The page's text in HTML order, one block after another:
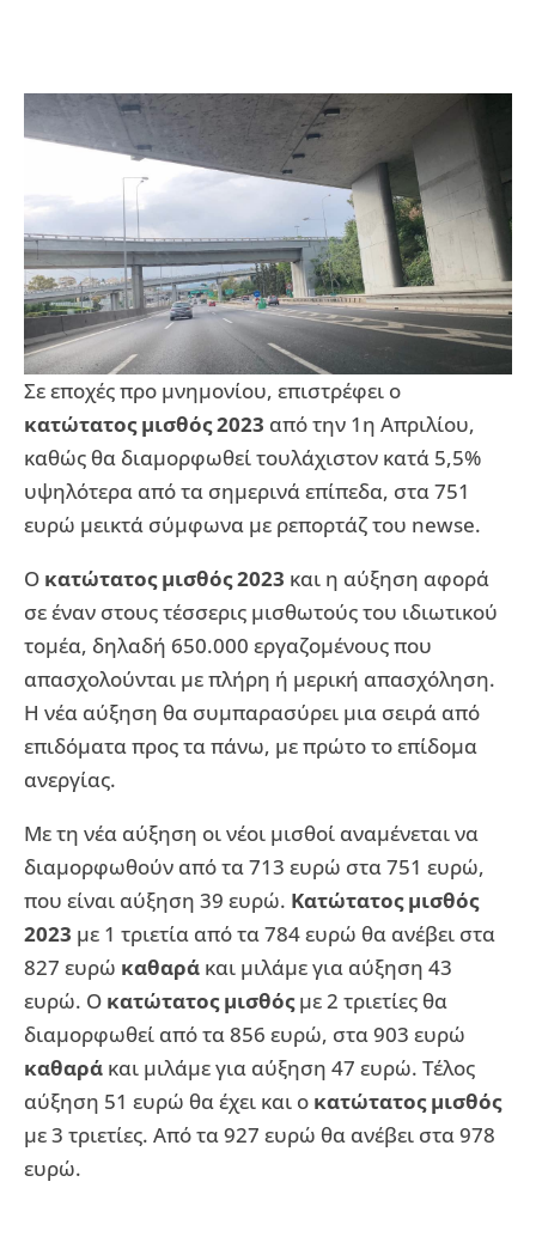
Σε εποχές προ μνημονίου, επιστρέφει ο
κατώτατος μισθός 2023 από την 1η Απριλίου,
καθώς θα διαμορφωθεί τουλάχιστον κατά 5,5%
υψηλότερα από τα σημερινά επίπεδα, στα 751
ευρώ μεικτά σύμφωνα με ρεπορτάζ του newse.
Ο κατώτατος μισθός 2023 και η αύξηση αφορά
σε έναν στους τέσσερις μισθωτούς του ιδιωτικού
τομέα, δηλαδή 650.000 εργαζομένους που
απασχολούνται με πλήρη ή μερική απασχόληση.
Η νέα αύξηση θα συμπαρασύρει μια σειρά από
επιδόματα προς τα πάνω, με πρώτο το επίδομα
ανεργίας.
Με τη νέα αύξηση οι νέοι μισθοί αναμένεται να
διαμορφωθούν από τα 713 ευρώ στα 751 ευρώ,
που είναι αύξηση 39 ευρώ. Κατώτατος μισθός
2023 με 1 τριετία από τα 784 ευρώ θα ανέβει στα
827 ευρώ καθαρά και μιλάμε για αύξηση 43
ευρώ. Ο κατώτατος μισθόςμε 2 τριετίες θα
διαμορφωθεί από τα 856 ευρώ, στα 903 ευρώ
καθαρά και μιλάμε για αύξηση 47 ευρώ. Τέλος
αύξηση 51 ευρώ θα έχει και ο κατώτατος μισθός
με 3 τριετίες. Από τα 927 ευρώ θα ανέβει στα 978
ευρώ.